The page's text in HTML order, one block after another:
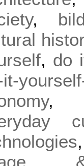
,
, do
it-